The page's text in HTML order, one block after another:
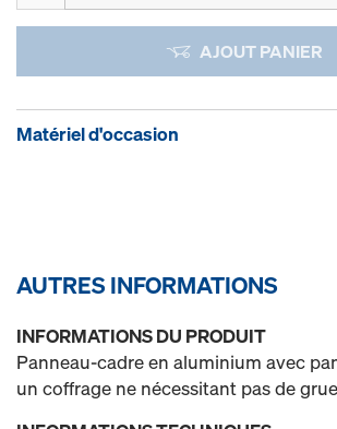
AJOUT PANIER
Matériel d'occasion
AUTRES INFORMATIONS
INFORMATIONS DU PRODUIT
Panneau-cadre en aluminium avec
un coffrage ne nécessitant pas de